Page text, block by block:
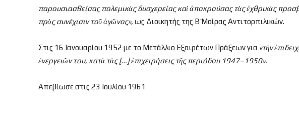
παρουσιασθείσας πολεμικὰς δυσχερείας καὶἀποκρούσας τὰςἐχθρικὰς
πρὸς συνέχισιν τοῦἀγῶνος», ως Διοικητής της Β΄ Μοίρας Αντιτορπιλικών.
Στις 16 Ιανουαρίου 1952 με το Μετάλλιο Εξαιρέτων Πράξεων για «τὴν
ἐνεργειῶν του, κατὰ τὰς […]ἐπιχειρήσεις τῆς περιόδου 1947–1950».
Απεβίωσε στις 23 Ιουλίου 1961